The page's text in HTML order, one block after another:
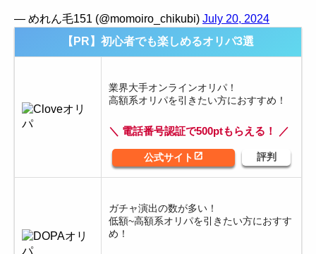
— めれん毛151 (@momoiro_chikubi) July 20, 2024
【PR】初心者でも楽しめるオリパ3選
業界大手オンラインオリパ！
高額系オリパを引きたい方におすすめ！
＼ 電話番号認証で500ptもらえる！ ／
ガチャ演出の数が多い！
低額~高額系オリパを引きたい方におすす
め！